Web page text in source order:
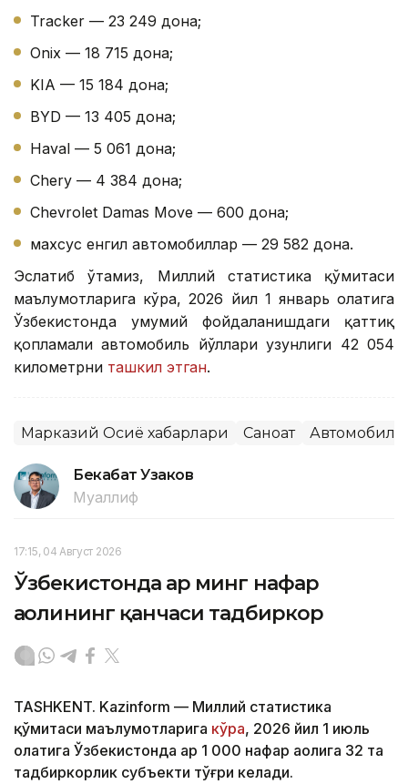
Tracker — 23 249 дона;
Onix — 18 715 дона;
KIA — 15 184 дона;
BYD — 13 405 дона;
Haval — 5 061 дона;
Chery — 4 384 дона;
Chevrolet Damas Move — 600 дона;
махсус енгил автомобиллар — 29 582 дона.
Эслатиб ўтамиз, Миллий статистика қўмитаси
маълумотларига кўра, 2026 йил 1 январь ҳолатига
Ўзбекистонда умумий фойдаланишдаги қаттиқ
қопламали автомобиль йўллари узунлиги 42 054
километрни ташкил этган.
Марказий Осиё хабарлари Саноат
Бекабат Узаков
Муаллиф
17:15, 04 Август 2026
Ўзбекистонда ҳар минг нафар
аҳолининг қанчаси тадбиркор
TASHKENT. Kazinform — Миллий статистика
қўмитаси маълумотларига кўра, 2026 йил 1 июль
ҳолатига Ўзбекистонда ҳар 1 000 нафар аҳолига 32 та
тадбиркорлик субъекти тўғри келади.